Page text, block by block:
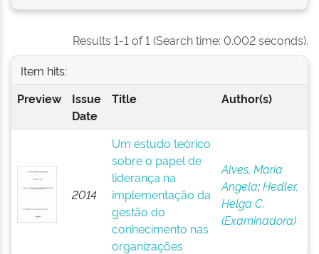
Results 1-1 of 1 (Search time: 0.002 seconds).
Item hits:
Preview
Issue
Date
Title Author(s)
2014
Um estudo teórico
sobre o papel de
liderança na
implementação da
gestão do
conhecimento nas
organizações
Alves, Maria
Angela;Hedler,
Helga C.
(Examinadora)